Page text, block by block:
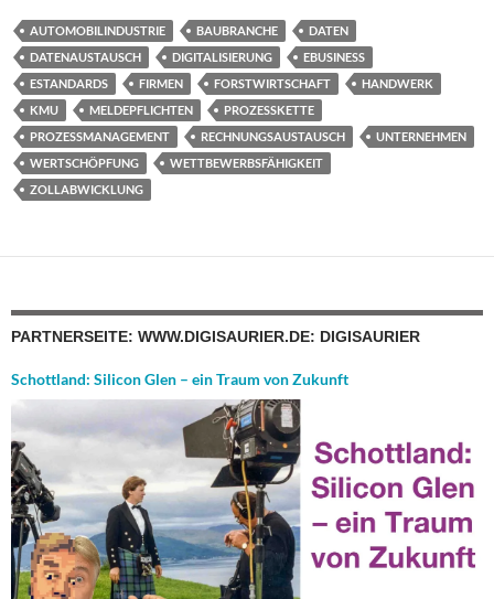
AUTOMOBILINDUSTRIE BAUBRANCHE
DATEN
DATENAUSTAUSCH
DIGITALISIERUNG
EBUSINESS
ESTANDARDS
FIRMEN FORSTWIRTSCHAFT
HANDWERK
KMU
MELDEPFLICHTEN
PROZESSKETTE
PROZESSMANAGEMENT
RECHNUNGSAUSTAUSCH
UNTERNEHMEN
WERTSCHÖPFUNG
WETTBEWERBSFÄHIGKEIT
ZOLLABWICKLUNG
PARTNERSEITE: WWW.DIGISAURIER.DE: DIGISAURIER
Schottland: Silicon Glen – ein Traum von Zukunft